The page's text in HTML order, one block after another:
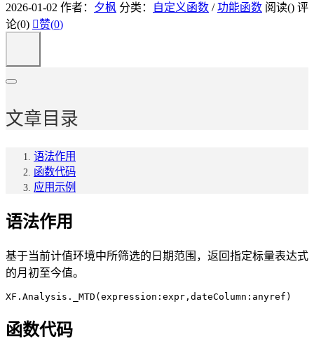
2026-01-02 作者： 夕枫 分类： 自定义函数 /功能函数 阅读() 评
论(0) 赞(0)
文章目录
语法作用
函数代码
应用示例
语法作用
基于当前计值环境中所筛选的日期范围，返回指定标量表达式
的月初至今值。
XF.Analysis._MTD(expression:expr,dateColumn:anyref)
函数代码